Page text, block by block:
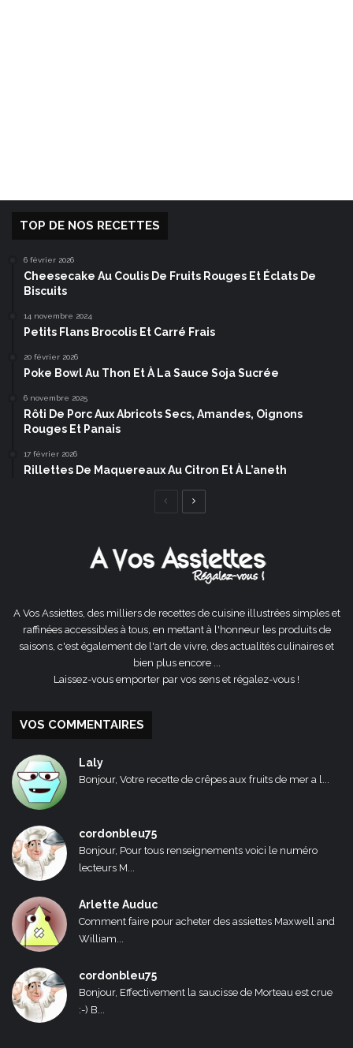
TOP DE NOS RECETTES
6 février 2026
Cheesecake Au Coulis De Fruits Rouges Et Éclats De
Biscuits
14 novembre 2024
Petits Flans Brocolis Et Carré Frais
20 février 2026
Poke Bowl Au Thon Et À La Sauce Soja Sucrée
6 novembre 2025
Rôti De Porc Aux Abricots Secs, Amandes, Oignons
Rouges Et Panais
17 février 2026
Rillettes De Maquereaux Au Citron Et À L’aneth
Page
A Vos Assiettes, des milliers de recettes de cuisine illustrées simples et
raffinées accessibles à tous, en mettant à l'honneur les produits de
saisons, c'est également de l'art de vivre, des actualités culinaires et
bien plus encore ...
Laissez-vous emporter par vos sens et régalez-vous !
VOS COMMENTAIRES
Laly
Bonjour, Votre recette de crêpes aux fruits de mer a l...
cordonbleu75
Bonjour, Pour tous renseignements voici le numéro
lecteurs M...
Arlette Auduc
Comment faire pour acheter des assiettes Maxwell and
William...
cordonbleu75
Bonjour, Effectivement la saucisse de Morteau est crue
:-) B...